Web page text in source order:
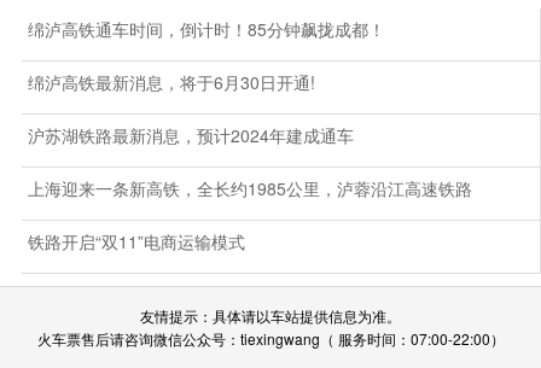
绵泸高铁通车时间，倒计时！85分钟飙拢成都！
绵泸高铁最新消息，将于6月30日开通!
沪苏湖铁路最新消息，预计2024年建成通车
上海迎来一条新高铁，全长约1985公里，泸蓉沿江高速铁路
铁路开启“双11”电商运输模式
友情提示：具体请以车站提供信息为准。
火车票售后请咨询微信公众号：tiexingwang（ 服务时间：07:00-22:00）